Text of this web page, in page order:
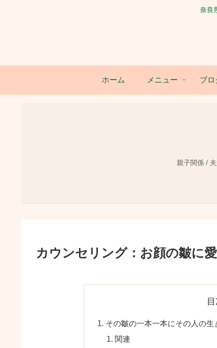
奈良
ホーム メニュー ブロ
親子関係 / 夫
カウンセリング：お顔の皺に
その皺の一本一本にその人の
関連